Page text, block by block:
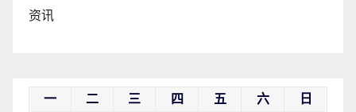
资讯
一 二 三 四 五 六 日